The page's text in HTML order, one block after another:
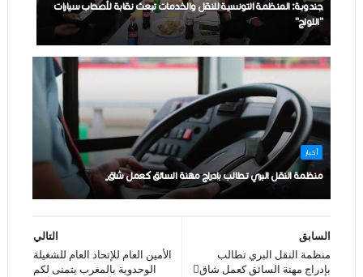
جندوبة: المنظمة التونسية للنقل والخدمات تبعث نقابة لأصحاب سيارات
"اللواج‎"
أخبار
منظمة النقل البري تطالب بإدراج مهنة السائق كعمل شاق‎ّ
التالي
الأمين العام للإتحاد العام للشغيلة
الوحدوية بالمغرب يتمنى لكم
السابق
منظمة النقل البري تطالب
بإدراج مهنة السائق كعمل شاق‎ّ